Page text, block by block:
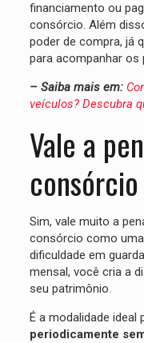
financiamento ou
consórcio. Além
poder de compra, já
para acompanhar os
– Saiba mais em:
veículos? Descubra
Vale a
Sim, vale muito a
consórcio como
dificuldade em
mensal, você cria a
seu patrimônio.
É a modalidade ideal
periodicamente